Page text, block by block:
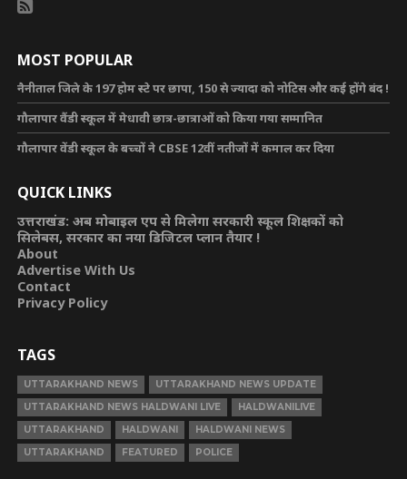
MOST POPULAR
नैनीताल जिले के 197 होम स्टे पर छापा, 150 से ज्यादा को नोटिस और कई होंगे बंद !
गौलापार वैंडी स्कूल में मेधावी छात्र-छात्राओं को किया गया सम्मानित
गौलापार वेंडी स्कूल के बच्चों ने CBSE 12वीं नतीजों में कमाल कर दिया
QUICK LINKS
उत्तराखंड: अब मोबाइल एप से मिलेगा सरकारी स्कूल शिक्षकों को
सिलेबस, सरकार का नया डिजिटल प्लान तैयार !
About
Advertise With Us
Contact
Privacy Policy
TAGS
UTTARAKHAND NEWS
UTTARAKHAND NEWS UPDATE
UTTARAKHAND NEWS HALDWANI LIVE
HALDWANILIVE
UTTARAKHAND
HALDWANI
HALDWANI NEWS
UTTARAKHAND
FEATURED POLICE